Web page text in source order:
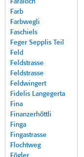
Faraloch
Farb
Farbwegli
Faschiels
Feger Sepplis Teil
Feld
Feldstrasse
Feldstrasse
Feldwingert
Fidelis Langegerta
Fina
Finanzerhöttli
Finga
Fingastrasse
Flochtweg